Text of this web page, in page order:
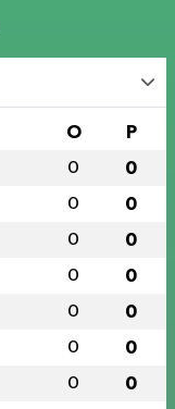
O P
0 0
0 0
0 0
0 0
0 0
0 0
0 0